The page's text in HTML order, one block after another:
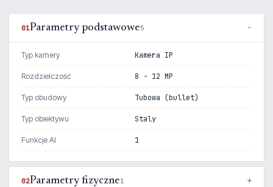
01Parametry podstawowe5
Typ kamery Kamera IP
Rozdzielczość 8 - 12 MP
Typ obudowy Tubowa (bullet)
Typ obiektywu Staly
Funkcje AI 1
02Parametry fizyczne1